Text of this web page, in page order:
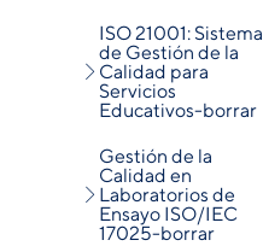
ISO 21001: Sistema
de Gestión de la
Calidad para
Servicios
Educativos-borrar
Gestión de la
Calidad en
Laboratorios de
Ensayo ISO/IEC
17025-borrar